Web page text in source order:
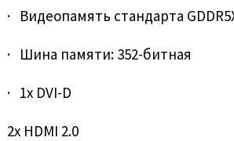
· Видеопамять стандарта
· Шина памяти: 352-битная
· 1x DVI-D
2x HDMI 2.0